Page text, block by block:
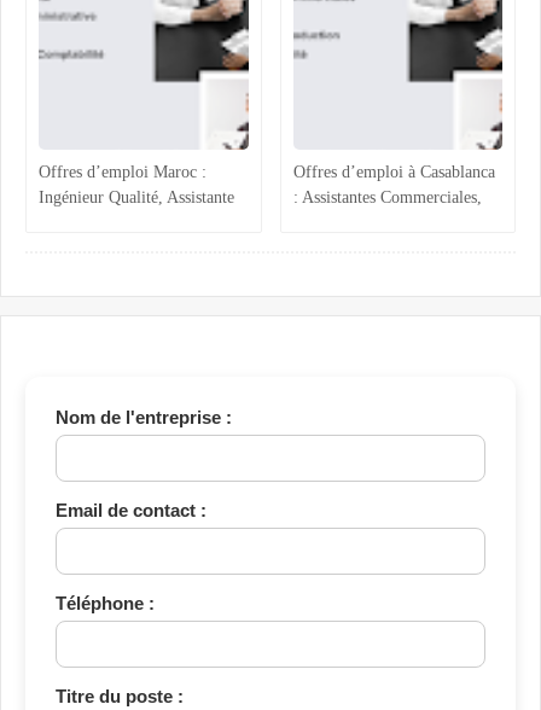
Offres d’emploi Maroc :
Ingénieur Qualité, Assistante
Offres d’emploi à Casablanca
: Assistantes Commerciales,
Nom de l'entreprise :
Email de contact :
Téléphone :
Titre du poste :